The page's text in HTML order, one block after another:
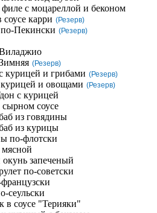
с моцареллой и беконом
карри (Резерв)
Пекински (Резерв)
(Резерв)
курицей и грибами (Резерв)
и овощами (Резерв)
с курицей
сырном соусе
из говядины
из курицы
по-флотски
запеченый
по-советски
сеульски
в соусе "Терияки"